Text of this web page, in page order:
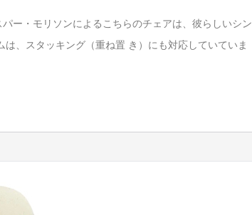
ー・モリソンによるこちらのチェアは、彼らしいシン
、スタッキング（重ね置 き）にも対応していていま